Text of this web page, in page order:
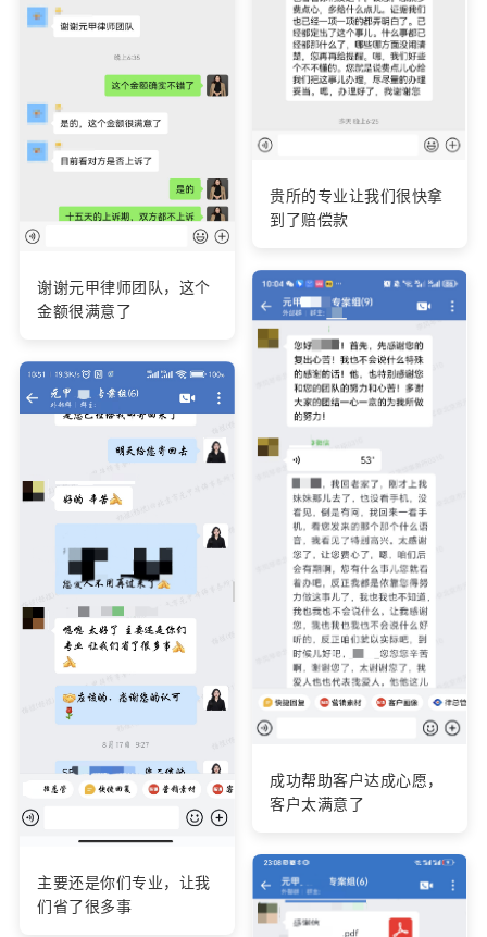
谢谢元甲律师团队，这个
金额很满意了
主要还是你们专业，让我
们省了很多事
贵所的专业让我们很快拿
到了赔偿款
成功帮助客户达成心愿，
客户太满意了